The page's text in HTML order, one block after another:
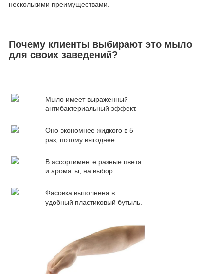
несколькими преимуществами.
Почему клиенты выбирают это мыло
для своих заведений?
Мыло имеет выраженный
антибактериальный эффект.
Оно экономнее жидкого в 5
раз, потому выгоднее.
В ассортименте разные цвета
и ароматы, на выбор.
Фасовка выполнена в
удобный пластиковый бутыль.